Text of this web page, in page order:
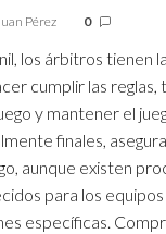
Juan Pérez 0
los árbitros tienen
cumplir las reglas,
y mantener el
finales,
aunque existen
para los
específicas.